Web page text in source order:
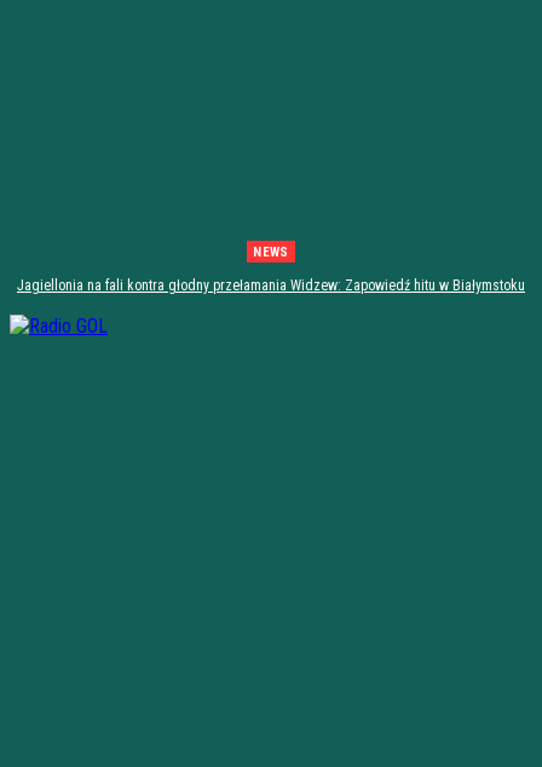
NEWS
Jagiellonia na fali kontra głodny przełamania Widzew: Zapowiedź hitu w Białymstoku